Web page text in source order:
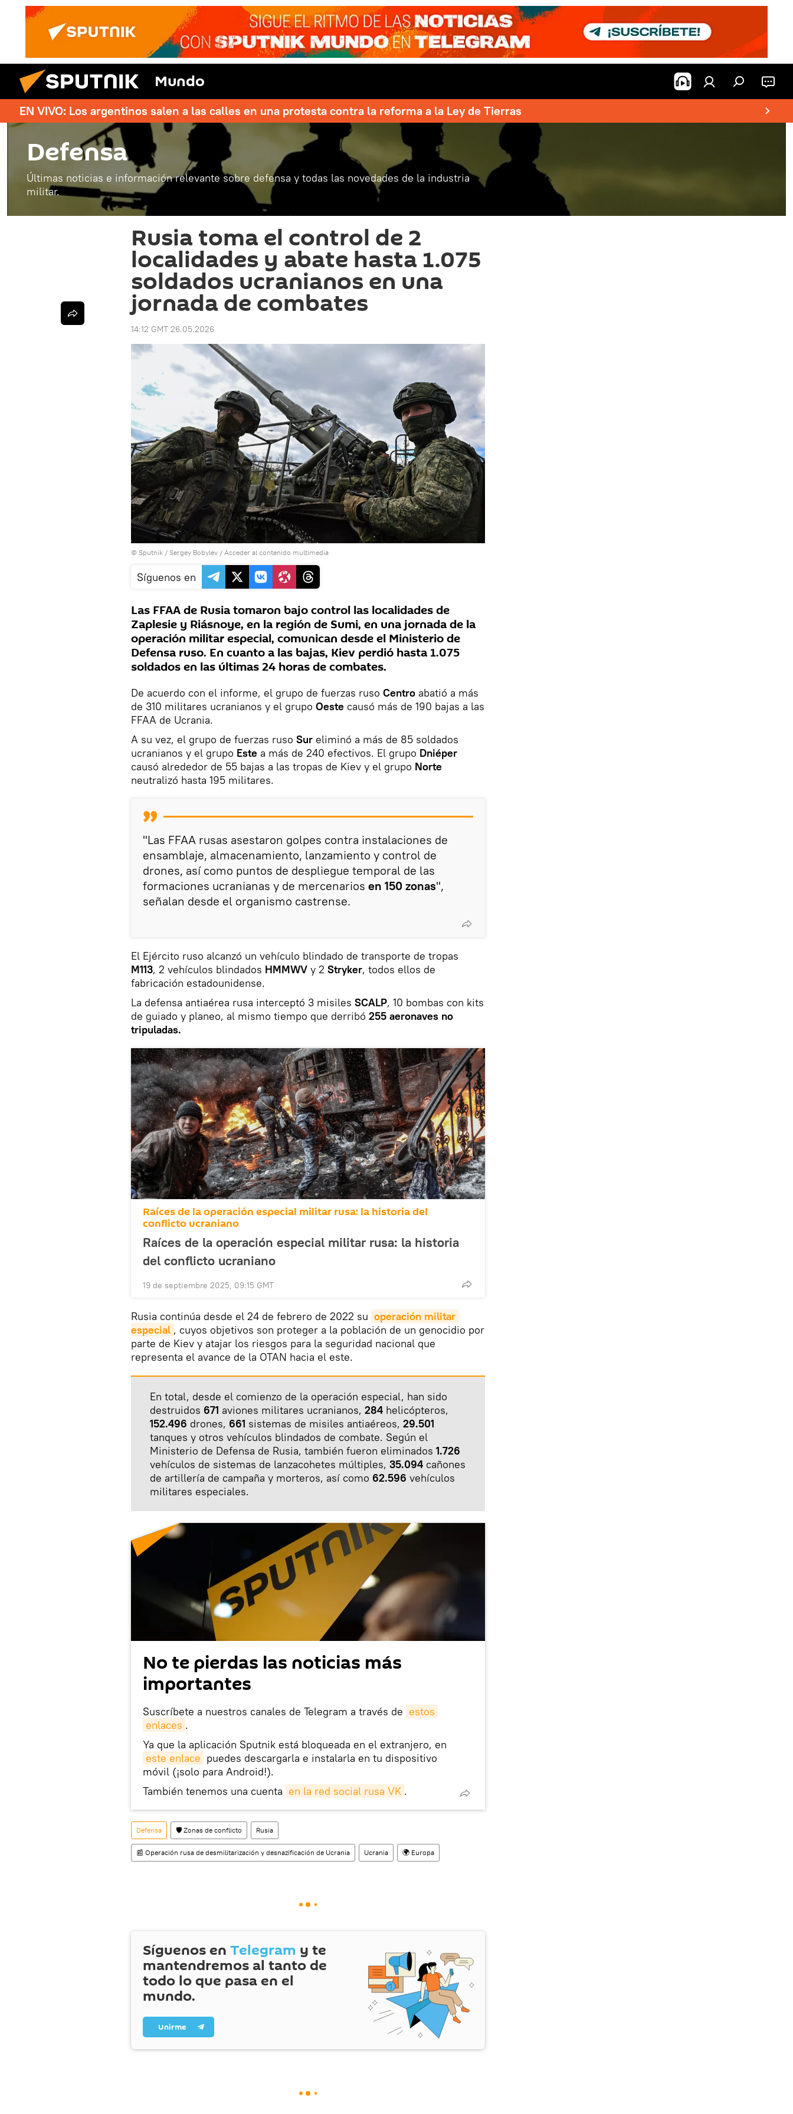
Mundo
EN VIVO: Los argentinos salen a las calles en una protesta contra la reforma a la Ley de Tierras
Defensa
Últimas noticias e información relevante sobre defensa y todas las novedades de la industria
militar.
Rusia toma el control de 2
localidades y abate hasta 1.075
soldados ucranianos en una
jornada de combates
14:12 GMT 26.05.2026
© Sputnik / Sergey Bobylev / Acceder al contenido multimedia
Síguenos en
Las FFAA de Rusia tomaron bajo control las localidades de
Zaplesie y Riásnoye, en la región de Sumi, en una jornada de la
operación militar especial, comunican desde el Ministerio de
Defensa ruso. En cuanto a las bajas, Kiev perdió hasta 1.075
soldados en las últimas 24 horas de combates.
De acuerdo con el informe, el grupo de fuerzas ruso Centro abatió a más
de 310 militares ucranianos y el grupo Oeste causó más de 190 bajas a las
FFAA de Ucrania.
A su vez, el grupo de fuerzas ruso Sur eliminó a más de 85 soldados
ucranianos y el grupo Este a más de 240 efectivos. El grupo Dniéper
causó alrededor de 55 bajas a las tropas de Kiev y el grupo Norte
neutralizó hasta 195 militares.
"Las FFAA rusas asestaron golpes contra instalaciones de
ensamblaje, almacenamiento, lanzamiento y control de
drones, así como puntos de despliegue temporal de las
formaciones ucranianas y de mercenarios en 150 zonas",
señalan desde el organismo castrense.
El Ejército ruso alcanzó un vehículo blindado de transporte de tropas
М113, 2 vehículos blindados HMMWV y 2 Stryker, todos ellos de
fabricación estadounidense.
La defensa antiaérea rusa interceptó 3 misiles SCALP, 10 bombas con kits
de guiado y planeo, al mismo tiempo que derribó 255 aeronaves no
tripuladas.
Raíces de la operación especial militar rusa: la historia del
conflicto ucraniano
Raíces de la operación especial militar rusa: la historia
del conflicto ucraniano
19 de septiembre 2025, 09:15 GMT
Rusia continúa desde el 24 de febrero de 2022 su operación militar
especial , cuyos objetivos son proteger a la población de un genocidio por
parte de Kiev y atajar los riesgos para la seguridad nacional que
representa el avance de la OTAN hacia el este.
En total, desde el comienzo de la operación especial, han sido
destruidos 671 aviones militares ucranianos, 284 helicópteros,
152.496 drones, 661 sistemas de misiles antiaéreos, 29.501
tanques y otros vehículos blindados de combate. Según el
Ministerio de Defensa de Rusia, también fueron eliminados 1.726
vehículos de sistemas de lanzacohetes múltiples, 35.094 cañones
de artillería de campaña y morteros, así como 62.596 vehículos
militares especiales.
No te pierdas las noticias más
importantes
Suscríbete a nuestros canales de Telegram a través de estos
enlaces .
Ya que la aplicación Sputnik está bloqueada en el extranjero, en
este enlace puedes descargarla e instalarla en tu dispositivo
móvil (¡solo para Android!).
También tenemos una cuenta en la red social rusa VK .
Defensa 🛡️ Zonas de conflicto Rusia
📰 Operación rusa de desmilitarización y desnazificación de Ucrania Ucrania 🌍 Europa
Síguenos en Telegram y te
mantendremos al tanto de
todo lo que pasa en el
mundo.
Unirme